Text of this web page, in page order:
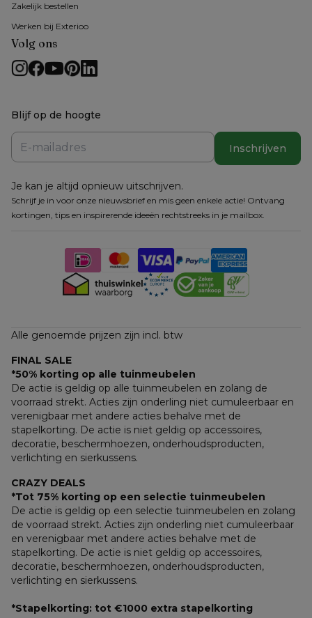
Zakelijk bestellen
Werken bij Exterioo
Volg ons
Blijf op de hoogte
Inschrijven
Je kan je altijd opnieuw uitschrijven.
Schrijf je in voor onze nieuwsbrief en mis geen enkele actie! Ontvang
kortingen, tips en inspirerende ideeën rechtstreeks in je mailbox.
Alle genoemde prijzen zijn incl. btw
FINAL SALE
*50% korting op alle tuinmeubelen
De actie is geldig op alle tuinmeubelen en zolang de
voorraad strekt. Acties zijn onderling niet cumuleerbaar en
verenigbaar met andere acties behalve met de
stapelkorting. De actie is niet geldig op accessoires,
decoratie, beschermhoezen, onderhoudsproducten,
verlichting en sierkussens.
CRAZY DEALS
*Tot 75% korting op een selectie tuinmeubelen
De actie is geldig op een selectie tuinmeubelen en zolang
de voorraad strekt. Acties zijn onderling niet cumuleerbaar
en verenigbaar met andere acties behalve met de
stapelkorting. De actie is niet geldig op accessoires,
decoratie, beschermhoezen, onderhoudsproducten,
verlichting en sierkussens.
*Stapelkorting: tot €1000 extra stapelkorting